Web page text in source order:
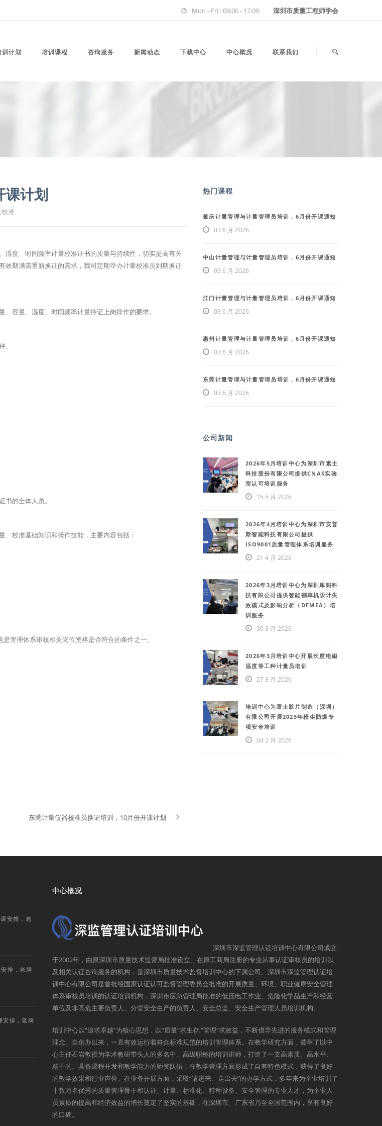
Mon - Fri : 09:00 - 17:00 深圳市质量工程师学会
训计划 培训课程 咨询服务 新闻动态 下载中心 中心概况 联系我们
课计划
准
度、时间频率计量校准证书的质量与持续性，切实提高有关
效期满需重新换证的需求，我司定期举办计量校准员到期换证
容量、湿度、时间频率计量持证上岗操作的要求。
的全体人员。
校准基础知识和操作技能，主要内容包括：
管理体系审核相关岗位资格是否符合的条件之一。
东莞计量仪器校准员换证培训，10月份开课计划
热门课程
肇庆计量管理与计量管理员培训，6月份开课通知
03 6 月 2026
中山计量管理与计量管理员培训，6月份开课通知
03 6 月 2026
江门计量管理与计量管理员培训，6月份开课通知
03 6 月 2026
惠州计量管理与计量管理员培训，6月份开课通知
03 6 月 2026
东莞计量管理与计量管理员培训，6月份开课通知
03 6 月 2026
公司新闻
2026年5月培训中心为深圳市素士
科技股份有限公司提供CNAS实验
室认可培训服务
15 5 月 2026
2026年4月培训中心为深圳市安普
斯智能科技有限公司提供
ISO9001质量管理体系培训服务
21 4 月 2026
2026年3月培训中心为深圳库犸科
技有限公司提供智能割草机设计失
效模式及影响分析（DFMEA）培
训服务
30 3 月 2026
2026年3月培训中心开展长度电磁
温度等工种计量员培训
27 3 月 2026
培训中心为富士胶片制造（深圳）
有限公司开展2025年粉尘防爆专
项安全培训
04 2 月 2026
安排，老
排，老牌
安排，老牌
中心概况
深圳市深监管理认证培训中心有限公司成立
于2002年，由原深圳市质量技术监督局批准设立、在原工商局注册的专业从事认证审核员的培训以
及相关认证咨询服务的机构，是深圳市质量技术监督培训中心的下属公司。深圳市深监管理认证培
训中心有限公司是首批经国家认证认可监督管理委员会批准的开展质量、环境、职业健康安全管理
体系审核员培训的认证培训机构，深圳市应急管理局批准的低压电工作业、危险化学品生产和经营
单位及非高危主要负责人、分管安全生产的负责人、安全总监、安全生产管理人员培训机构。
培训中心以“追求卓越”为核心思想，以“质量”求生存,“管理”求效益，不断倡导先进的服务模式和管理
理念。自创办以来，一直有效运行着符合标准规范的培训管理体系。在教学研究方面，荟萃了以中
心主任石岩教授为学术教研带头人的多名中、高级职称的培训讲师，打造了一支高素质、高水平、
精干的、具备课程开发和教学能力的师资队伍；在教学管理方面形成了自有特色模式，获得了良好
的教学效果和行业声誉。在业务开展方面，采取“请进来、走出去”的办学方式，多年来为企业培训了
十数万名优秀的质量管理骨干和认证、计量、标准化、特种设备、安全管理的专业人才，为企业人
员素质的提高和经济效益的增长奠定了坚实的基础，在深圳市、广东省乃至全国范围内，享有良好
的口碑。